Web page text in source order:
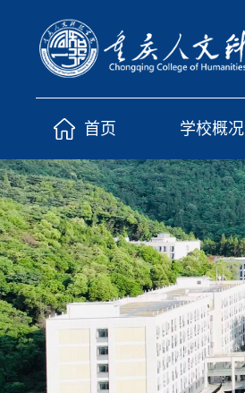
首页 学校概况